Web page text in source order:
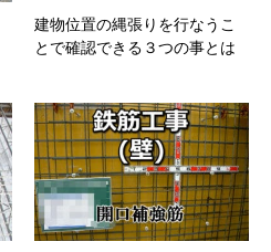
建物位置の縄張りを行なうこ
とで確認できる３つの事とは